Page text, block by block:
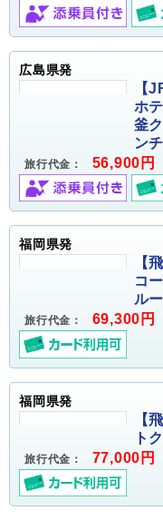
広島県発
【
ホ
釜
ン
旅行代金： 56,900円
福岡県発
【
コ
ル
旅行代金： 69,300円
福岡県発
【
ト
旅行代金： 77,000円